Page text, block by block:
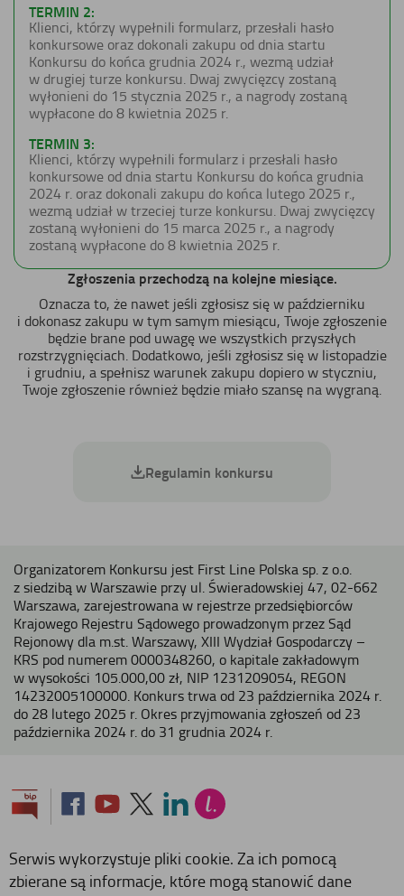
TERMIN 2:
Klienci, którzy wypełnili formularz, przesłali hasło
konkursowe oraz dokonali zakupu od dnia startu
Konkursu do końca grudnia 2024 r., wezmą udział
w drugiej turze konkursu. Dwaj zwycięzcy zostaną
wyłonieni do 15 stycznia 2025 r., a nagrody zostaną
wypłacone do 8 kwietnia 2025 r.
TERMIN 3:
Klienci, którzy wypełnili formularz i przesłali hasło
konkursowe od dnia startu Konkursu do końca grudnia
2024 r. oraz dokonali zakupu do końca lutego 2025 r.,
wezmą udział w trzeciej turze konkursu. Dwaj zwycięzcy
zostaną wyłonieni do 15 marca 2025 r., a nagrody
zostaną wypłacone do 8 kwietnia 2025 r.
Zgłoszenia przechodzą na kolejne miesiące.
Oznacza to, że nawet jeśli zgłosisz się w październiku
i dokonasz zakupu w tym samym miesiącu, Twoje zgłoszenie
będzie brane pod uwagę we wszystkich przyszłych
rozstrzygnięciach. Dodatkowo, jeśli zgłosisz się w listopadzie
i grudniu, a spełnisz warunek zakupu dopiero w styczniu,
Twoje zgłoszenie również będzie miało szansę na wygraną.
Regulamin konkursu
Organizatorem Konkursu jest First Line Polska sp. z o.o.
z siedzibą w Warszawie przy ul. Świeradowskiej 47, 02-662
Warszawa, zarejestrowana w rejestrze przedsiębiorców
Krajowego Rejestru Sądowego prowadzonym przez Sąd
Rejonowy dla m.st. Warszawy, XIII Wydział Gospodarczy –
KRS pod numerem 0000348260, o kapitale zakładowym
w wysokości 105.000,00 zł, NIP 1231209054, REGON
14232005100000. Konkurs trwa od 23 października 2024 r.
do 28 lutego 2025 r. Okres przyjmowania zgłoszeń od 23
października 2024 r. do 31 grudnia 2024 r.
Serwis wykorzystuje pliki cookie. Za ich pomocą
zbierane są informacje, które mogą stanowić dane